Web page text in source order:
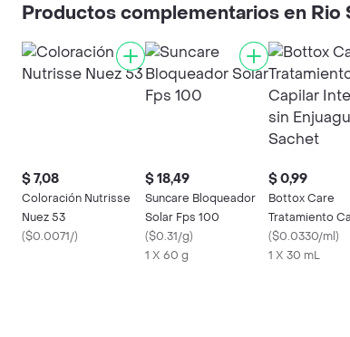
Productos complementarios en Rio
$ 7,08
Coloración Nutrisse
Nuez 53
($0.0071/)
$ 18,49
Suncare Bloqueador
Solar Fps 100
($0.31/g)
1 X 60 g
$ 0,99
Bottox Care
Tratamiento
Intensivo sin
Sachet
($0.0330/ml)
1 X 30 mL